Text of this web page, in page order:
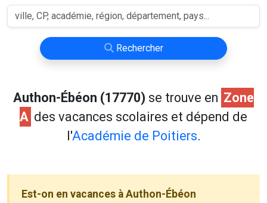
Rechercher
Authon-Ébéon (17770) se trouve en Zone
A des vacances scolaires et dépend de
l'Académie de Poitiers.
Est-on en vacances à Authon-Ébéon